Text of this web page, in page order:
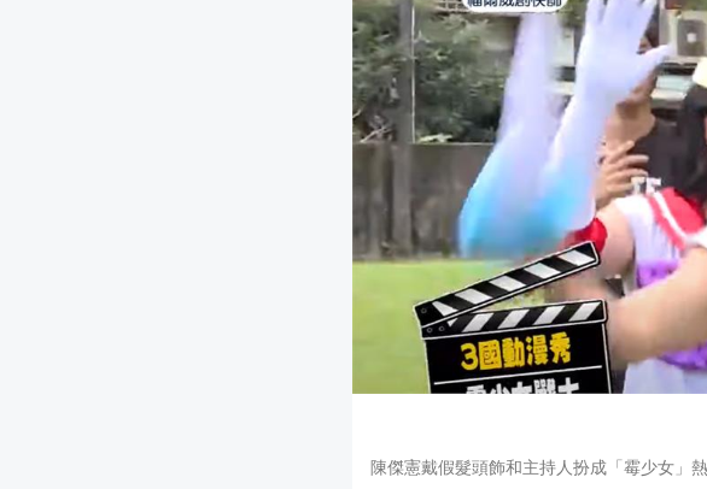
陳傑憲戴假髮頭飾和主持人扮成「霉少女」